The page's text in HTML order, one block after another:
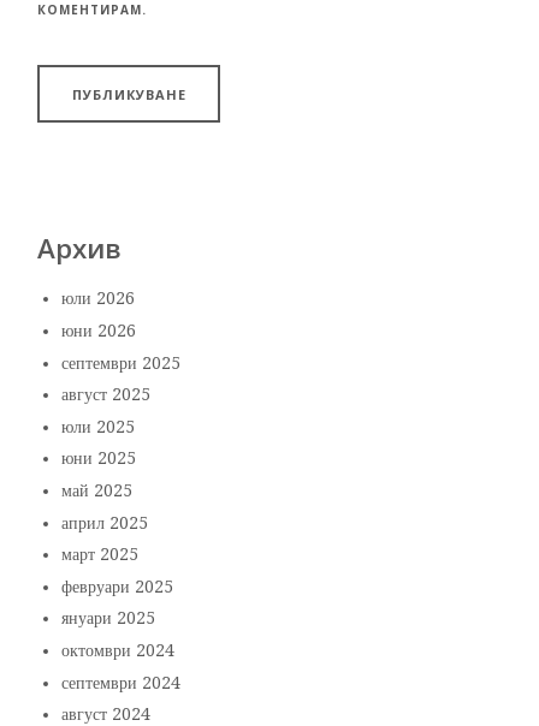
КОМЕНТИРАМ.
Архив
юли 2026
юни 2026
септември 2025
август 2025
юли 2025
юни 2025
май 2025
април 2025
март 2025
февруари 2025
януари 2025
октомври 2024
септември 2024
август 2024